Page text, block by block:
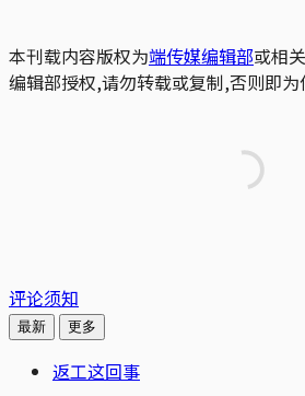
本刊载内容版权为端传媒编辑部或相
编辑部授权,请勿转载或复制,否则即为
评论须知
最新 更多
返工这回事